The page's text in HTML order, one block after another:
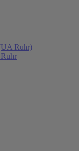
Ruhr)